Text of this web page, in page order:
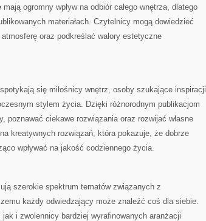
ogromny wpływ na odbiór całego wnętrza, dlatego
materiałach. Czytelnicy mogą dowiedzieć
oraz podkreślać walory estetyczne
się miłośnicy wnętrz, osoby szukające inspiracji
stylem życia. Dzięki różnorodnym publikacjom
poznawać ciekawe rozwiązania oraz rozwijać własne
kreatywnych rozwiązań, która pokazuje, że dobrze
wpływać na jakość codziennego życia.
szerokie spektrum tematów związanych z
każdy odwiedzający może znaleźć coś dla siebie.
i zwolennicy bardziej wyrafinowanych aranżacji